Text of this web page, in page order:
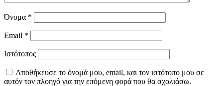
Όνομα *
Email *
Ιστότοπος
Αποθήκευσε το όνομά μου, email, και τον ιστότοπο μου σε
αυτόν τον πλοηγό για την επόμενη φορά που θα σχολιάσω.